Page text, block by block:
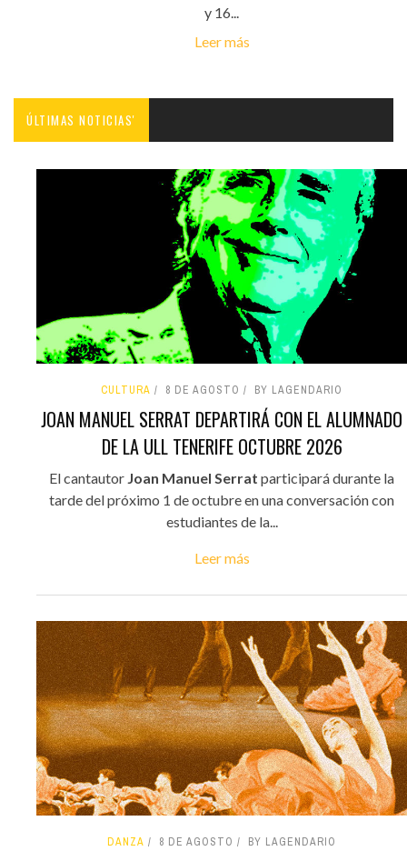
y 16...
Leer más
ÚLTIMAS NOTICIAS'
CULTURA 8 DE AGOSTO BY LAGENDARIO
JOAN MANUEL SERRAT DEPARTIRÁ CON EL ALUMNADO
DE LA ULL TENERIFE OCTUBRE 2026
El cantautor Joan Manuel Serrat participará durante la
tarde del próximo 1 de octubre en una conversación con
estudiantes de la...
Leer más
DANZA 8 DE AGOSTO BY LAGENDARIO